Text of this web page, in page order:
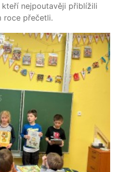
nejpoutavěji přiblížili
roce přečetli.